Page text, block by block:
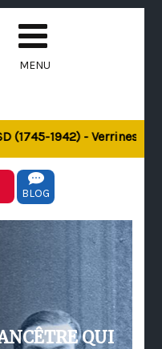
MENU
1942) - Verrines-
BLOG
QUI